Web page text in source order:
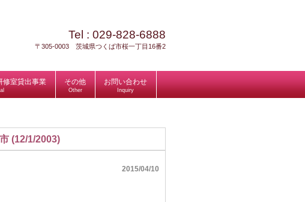
Tel : 029-828-6888
〒305-0003 茨城県つくば市桜一丁目16番2
修室貸出事業 その他
Other
お問い合わせ
Inquiry
(12/1/2003)
2015/04/10